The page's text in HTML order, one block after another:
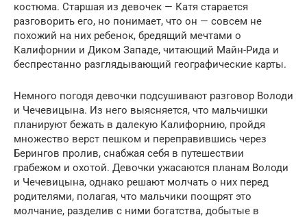
костюма. Старшая из девочек — Катя старается
разговорить его, но понимает, что он — совсем не
похожий на них ребенок, бредящий мечтами о
Калифорнии и Диком Западе, читающий Майн-Рида и
беспрестанно разглядывающий географические карты.
Немного погодя девочки подсушивают разговор Володи
и Чечевицына. Из него выясняется, что мальчишки
планируют бежать в далекую Калифорнию, пройдя
множество верст пешком и переправившись через
Берингов пролив, снабжая себя в путешествии
грабежом и охотой. Девочки ужасаются планам Володи
и Чечевицына, однако решают молчать о них перед
родителями, полагая, что мальчики поощрят это
молчание, разделив с ними богатства, добытые в